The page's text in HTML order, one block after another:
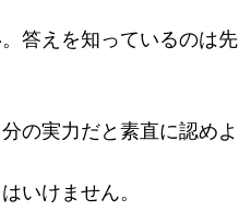
答えを知っているのは先
の実力だと素直に認めよ
いけません。